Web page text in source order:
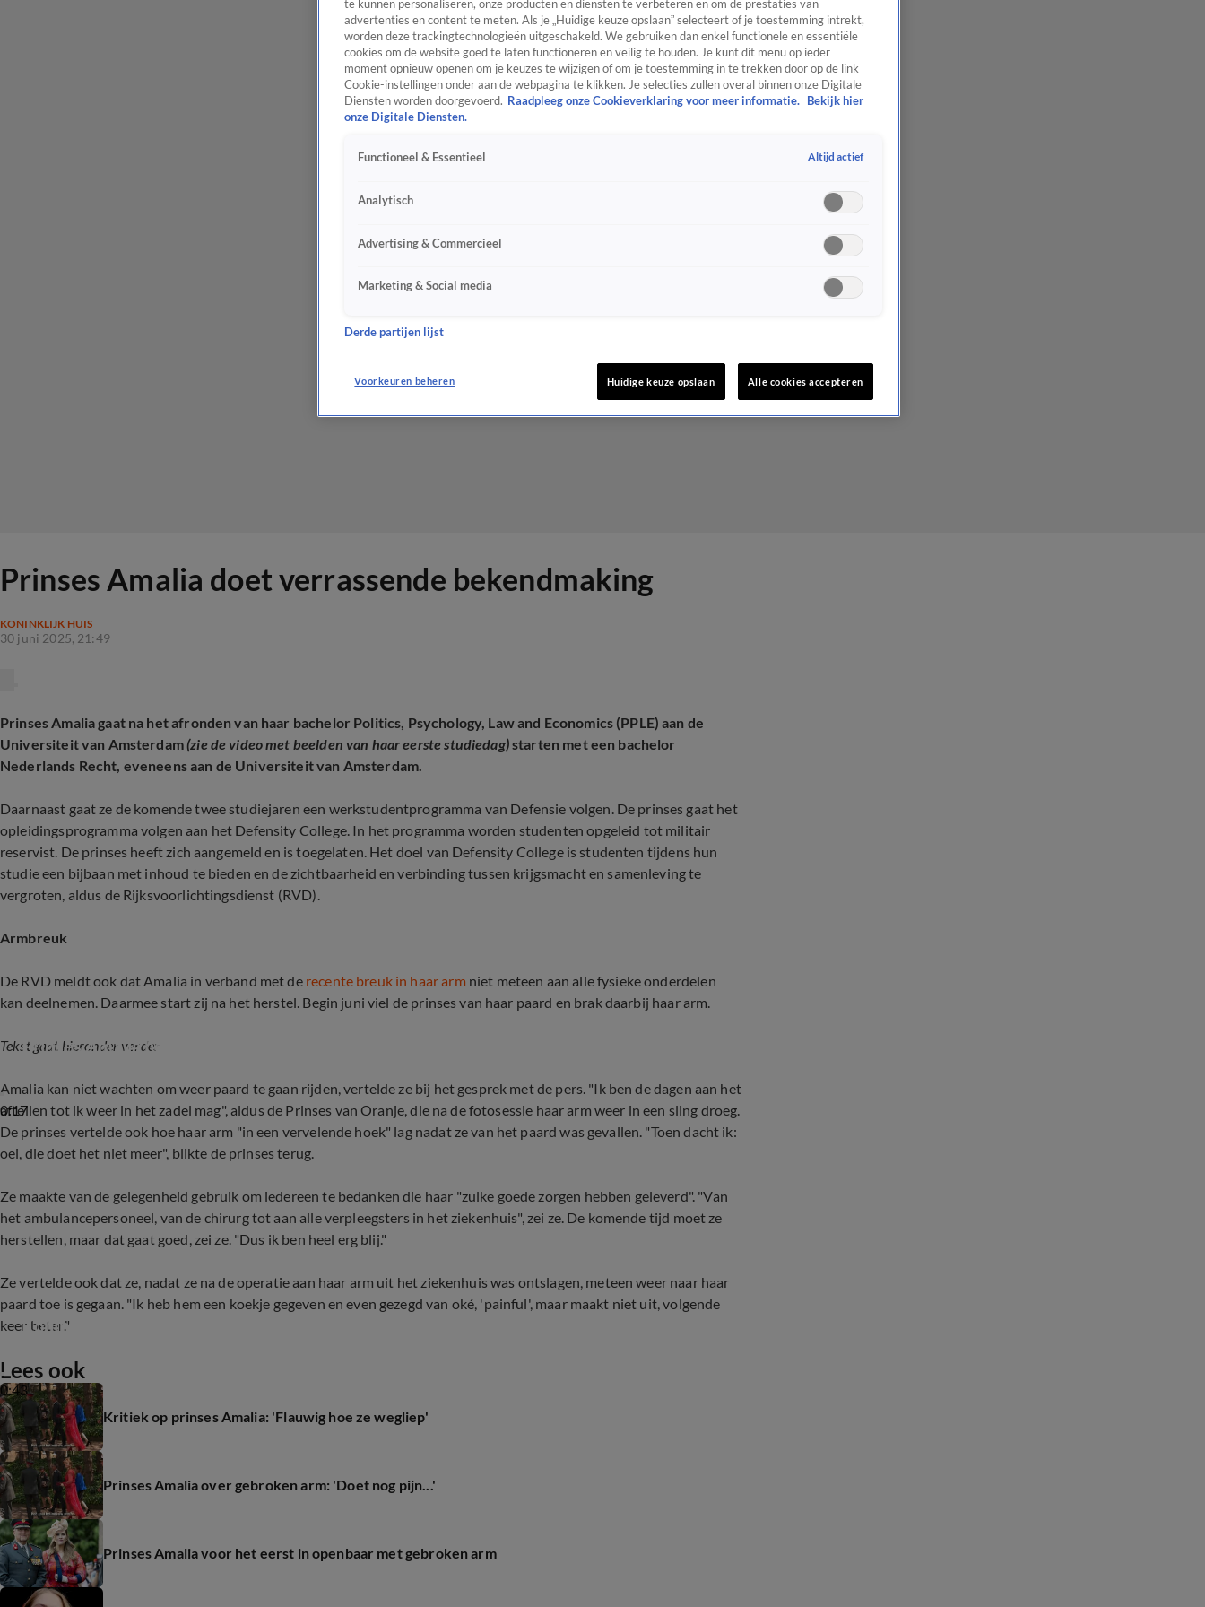
Prinses Amalia doet verrassende bekendmaking
KONINKLIJK HUIS
30 juni 2025, 21:49
Prinses Amalia gaat na het afronden van haar bachelor Politics, Psychology, Law and Economics (PPLE) aan de
Universiteit van Amsterdam(zie de video met beelden van haar eerste studiedag)starten met een bachelor
Nederlands Recht, eveneens aan de Universiteit van Amsterdam.
Daarnaast gaat ze de komende twee studiejaren een werkstudentprogramma van Defensie volgen. De prinses gaat het
opleidingsprogramma volgen aan het Defensity College. In het programma worden studenten opgeleid tot militair
reservist. De prinses heeft zich aangemeld en is toegelaten. Het doel van Defensity College is studenten tijdens hun
studie een bijbaan met inhoud te bieden en de zichtbaarheid en verbinding tussen krijgsmacht en samenleving te
vergroten, aldus de Rijksvoorlichtingsdienst (RVD).
Armbreuk
De RVD meldt ook dat Amalia in verband met de recente breuk in haar arm niet meteen aan alle fysieke onderdelen
kan deelnemen. Daarmee start zij na het herstel. Begin juni viel de prinses van haar paard en brak daarbij haar arm.
Tekst gaat hieronder verder
0:17
Prinses Amalia heeft nog pijn na gebroken arm
Amalia kan niet wachten om weer paard te gaan rijden, vertelde ze bij het gesprek met de pers. "Ik ben de dagen aan het
aftellen tot ik weer in het zadel mag", aldus de Prinses van Oranje, die na de fotosessie haar arm weer in een sling droeg.
De prinses vertelde ook hoe haar arm "in een vervelende hoek" lag nadat ze van het paard was gevallen. "Toen dacht ik:
oei, die doet het niet meer", blikte de prinses terug.
Ze maakte van de gelegenheid gebruik om iedereen te bedanken die haar "zulke goede zorgen hebben geleverd". "Van
het ambulancepersoneel, van de chirurg tot aan alle verpleegsters in het ziekenhuis", zei ze. De komende tijd moet ze
herstellen, maar dat gaat goed, zei ze. "Dus ik ben heel erg blij."
Ze vertelde ook dat ze, nadat ze na de operatie aan haar arm uit het ziekenhuis was ontslagen, meteen weer naar haar
paard toe is gegaan. "Ik heb hem een koekje gegeven en even gezegd van oké, 'painful', maar maakt niet uit, volgende
keer beter."
0:43
Koning Willem-Alexander over de gebroken arm van prinses Amalia
Lees ook
Kritiek op prinses Amalia: 'Flauwig hoe ze wegliep'
Prinses Amalia over gebroken arm: 'Doet nog pijn...'
Prinses Amalia voor het eerst in openbaar met gebroken arm
te kunnen personaliseren, onze producten en diensten te verbeteren en om de prestaties van
advertenties en content te meten. Als je „Huidige keuze opslaan” selecteert of je toestemming intrekt,
worden deze trackingtechnologieën uitgeschakeld. We gebruiken dan enkel functionele en essentiële
cookies om de website goed te laten functioneren en veilig te houden. Je kunt dit menu op ieder
moment opnieuw openen om je keuzes te wijzigen of om je toestemming in te trekken door op de link
Cookie-instellingen onder aan de webpagina te klikken. Je selecties zullen overal binnen onze Digitale
Diensten worden doorgevoerd. Raadpleeg onze Cookieverklaring voor meer informatie.
Bekijk hier
onze Digitale Diensten.
Functioneel & Essentieel Altijd actief
Analytisch
Advertising & Commercieel
Marketing & Social media
Derde partijen lijst
Voorkeuren beheren Huidige keuze opslaan Alle cookies accepteren